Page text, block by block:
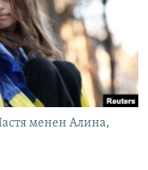
менен Алина,